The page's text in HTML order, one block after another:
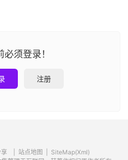
必须登录！
注册
站点地图
SiteMap(Xml)